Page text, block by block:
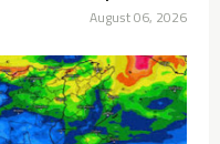
August 06, 2026